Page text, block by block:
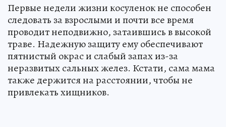
Первые недели жизни косуленок не способен
следовать за взрослыми и почти все время
проводит неподвижно, затаившись в высокой
траве. Надежную защиту ему обеспечивают
пятнистый окрас и слабый запах из-за
неразвитых сальных желез. Кстати, сама мама
также держится на расстоянии, чтобы не
привлекать хищников.